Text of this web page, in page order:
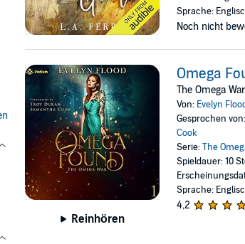
Sprache:
Noch nicht
Reinhören
Omega
The Omega
Von: Evelyn
Gesprochen
Cook
Serie:The
Spieldauer: 10
Sprache:
4,2